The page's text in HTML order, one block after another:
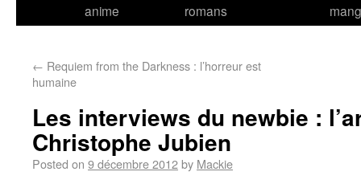
anime
romans
← Requiem from the Darkness : l’horreur est
humaine
Les interviews du newbie :
Christophe Jubien
Posted on 9 décembre 2012by Mackie